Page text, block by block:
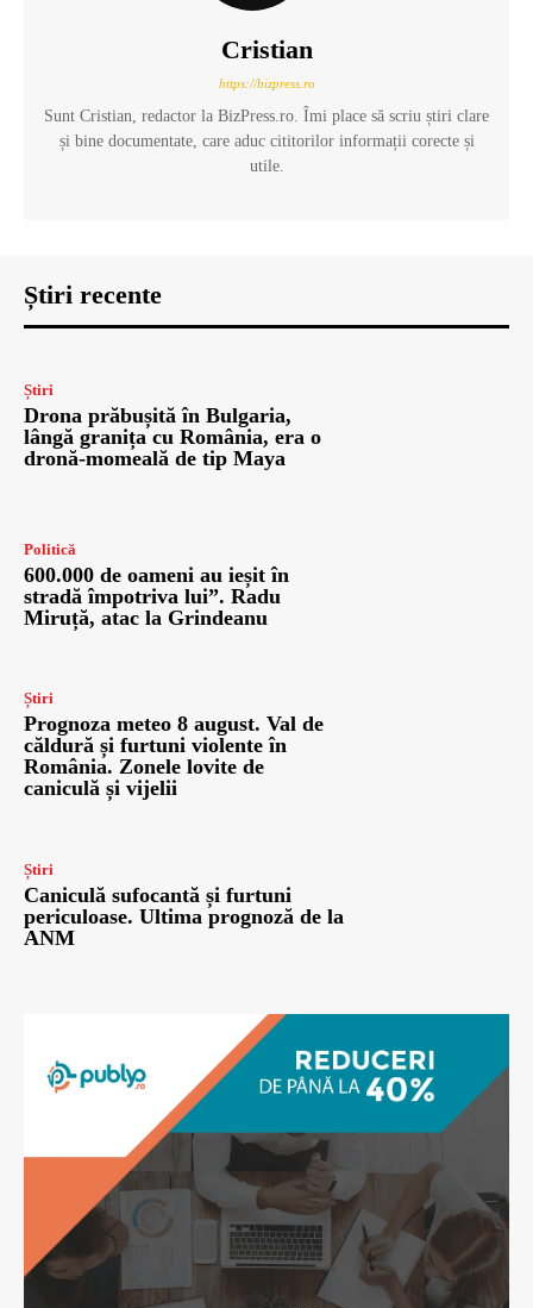
Cristian
https://bizpress.ro
Sunt Cristian, redactor la BizPress.ro. Îmi place să scriu știri clare
și bine documentate, care aduc cititorilor informații corecte și
utile.
Știri recente
Știri
Drona prăbușită în Bulgaria,
lângă granița cu România, era o
dronă-momeală de tip Maya
Politică
600.000 de oameni au ieșit în
stradă împotriva lui”. Radu
Miruță, atac la Grindeanu
Știri
Prognoza meteo 8 august. Val de
căldură și furtuni violente în
România. Zonele lovite de
caniculă și vijelii
Știri
Caniculă sufocantă și furtuni
periculoase. Ultima prognoză de la
ANM